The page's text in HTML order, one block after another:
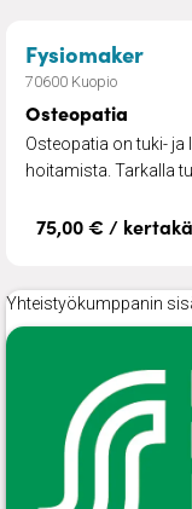
Fysiomaker–
70600 Kuopio
Osteopatia
Osteopatia on tuki-
hoitamista. Tarkalla
75,00 € /
Yhteistyökumppanin